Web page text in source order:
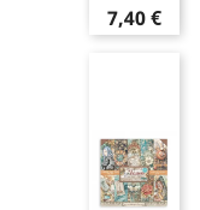
7,40 €